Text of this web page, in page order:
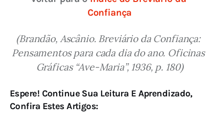
Confiança
(Brandão, Ascânio. Breviário da Confiança:
Pensamentos para cada dia do ano. Oficinas
Gráficas “Ave-Maria”, 1936, p. 180)
Espere! Continue Sua Leitura E Aprendizado,
Confira Estes Artigos: